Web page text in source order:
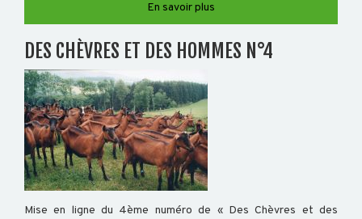
En savoir plus
DES CHÈVRES ET DES HOMMES N°4
Mise en ligne du 4ème numéro de « Des Chèvres et des